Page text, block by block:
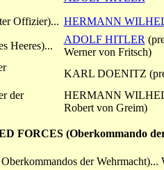
Offizier)... HERMANN
Heeres)...
ADOLF HITLER
Werner von Fritsch)
KARL DOENITZ
der
HERMANN
Robert von Greim)
FORCES (Oberkommando
der Wehrmacht)...